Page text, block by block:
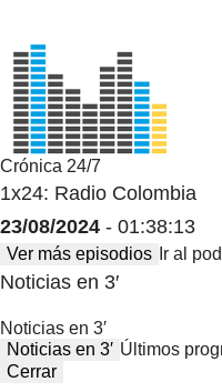
Crónica 24/7
1x24: Radio Colombia
23/08/2024 - 01:38:13
Ver más episodios Ir al
Noticias en 3′
Noticias en 3′
Noticias en 3′ Últimos
Cerrar